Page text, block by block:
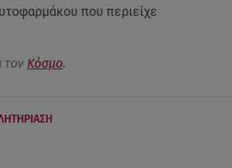
που περιείχε
τον Κόσμο.